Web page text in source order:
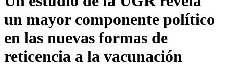
un mayor componente político
en las nuevas formas de
reticencia a la vacunación